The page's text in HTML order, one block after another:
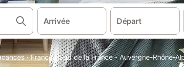
Arrivée Départ
· France · Sud de la France · Auvergne-Rhône-